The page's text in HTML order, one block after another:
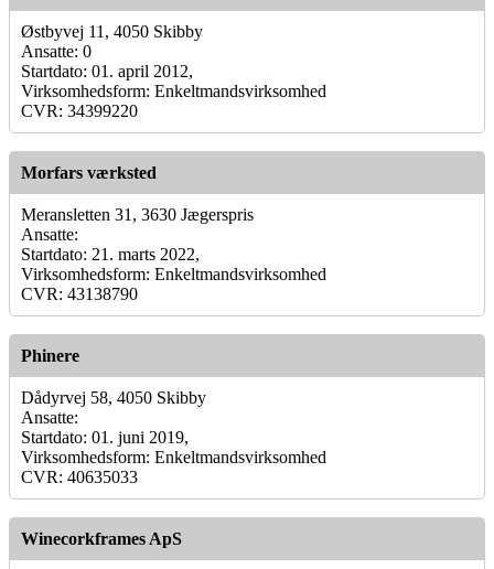
Østbyvej 11, 4050 Skibby
Ansatte: 0
Startdato: 01. april 2012,
Virksomhedsform: Enkeltmandsvirksomhed
CVR: 34399220
Morfars værksted
Meransletten 31, 3630 Jægerspris
Ansatte:
Startdato: 21. marts 2022,
Virksomhedsform: Enkeltmandsvirksomhed
CVR: 43138790
Phinere
Dådyrvej 58, 4050 Skibby
Ansatte:
Startdato: 01. juni 2019,
Virksomhedsform: Enkeltmandsvirksomhed
CVR: 40635033
Winecorkframes ApS